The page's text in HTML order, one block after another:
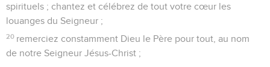
spirituels ; chantez et célébrez de tout votre cœur les
louanges du Seigneur ;
20 remerciez constamment Dieu le Père pour tout, au nom
de notre Seigneur Jésus-Christ ;